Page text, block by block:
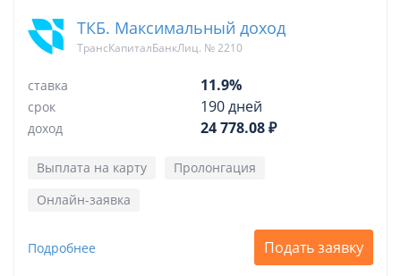
ТКБ. Максимальный доход
ТрансКапиталБанкЛиц. № 2210
11.9%
ставка
190 дней
срок
24 778.08 ₽
доход
Выплата на карту
Пролонгация
Онлайн-заявка
Подробнее Подать заявку